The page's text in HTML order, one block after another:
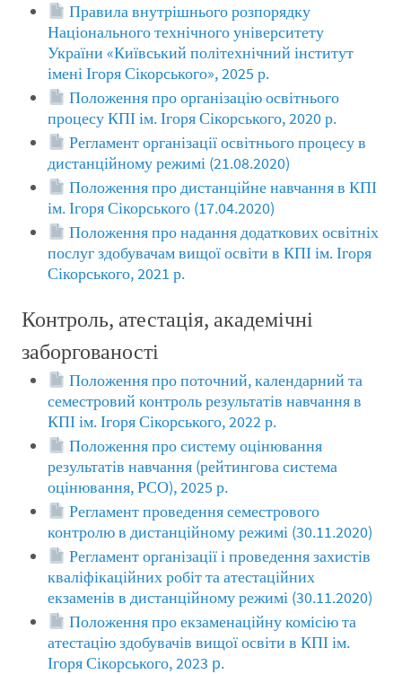
Правила внутрішнього розпорядку
Національного технічного університету
України «Київський політехнічний інститут
імені Ігоря Сікорського», 2025 р.
Положення про організацію освітнього
процесу КПІ ім. Ігоря Сікорського, 2020 р.
Регламент організації освітнього процесу в
дистанційному режимі (21.08.2020)
Положення про дистанційне навчання в КПІ
ім. Ігоря Сікорського (17.04.2020)
Положення про надання додаткових освітніх
послуг здобувачам вищої освіти в КПІ ім. Ігоря
Сікорського, 2021 р.
Контроль, атестація, академічні
заборгованості
Положення про поточний, календарний та
семестровий контроль результатів навчання в
КПІ ім. Ігоря Сікорського, 2022 р.
Положення про систему оцінювання
результатів навчання (рейтингова система
оцінювання, РСО), 2025 р.
Регламент проведення семестрового
контролю в дистанційному режимі (30.11.2020)
Регламент організації і проведення захистів
кваліфікаційних робіт та атестаційних
екзаменів в дистанційному режимі (30.11.2020)
Положення про екзаменаційну комісію та
атестацію здобувачів вищої освіти в КПІ ім.
Ігоря Сікорського, 2023 p.